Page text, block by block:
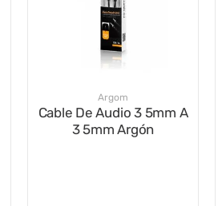
Argom
Cable De Audio 3 5mm A
3 5mm Argón